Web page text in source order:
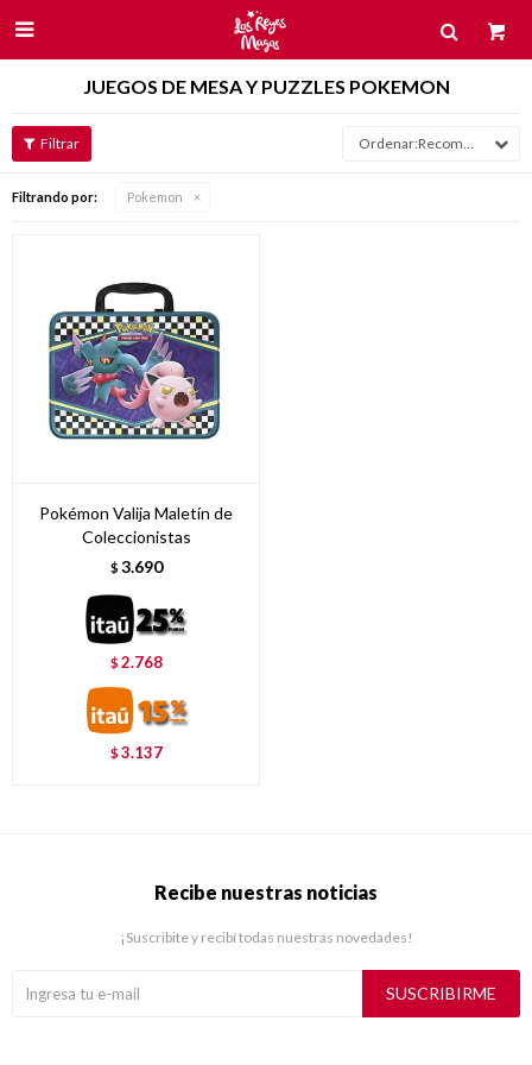

JUEGOS DE MESA Y PUZZLES POKEMON
Recomendados
Filtrando por: Pokemon
Pokémon Valija Maletín de
Coleccionistas
$ 3.690
$2.768
$3.137
Recibe nuestras noticias
¡Suscribite y recibí todas nuestras novedades!
SUSCRIBIRME